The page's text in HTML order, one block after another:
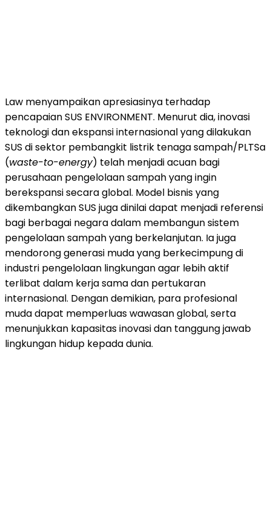
Law menyampaikan apresiasinya terhadap
pencapaian SUS ENVIRONMENT. Menurut dia, inovasi
teknologi dan ekspansi internasional yang dilakukan
SUS di sektor pembangkit listrik tenaga sampah/PLTSa
(waste-to-energy) telah menjadi acuan bagi
perusahaan pengelolaan sampah yang ingin
berekspansi secara global. Model bisnis yang
dikembangkan SUS juga dinilai dapat menjadi referensi
bagi berbagai negara dalam membangun sistem
pengelolaan sampah yang berkelanjutan. Ia juga
mendorong generasi muda yang berkecimpung di
industri pengelolaan lingkungan agar lebih aktif
terlibat dalam kerja sama dan pertukaran
internasional. Dengan demikian, para profesional
muda dapat memperluas wawasan global, serta
menunjukkan kapasitas inovasi dan tanggung jawab
lingkungan hidup kepada dunia.